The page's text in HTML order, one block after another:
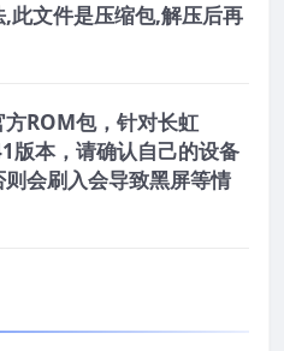
此文件是压缩包,解压后再
ROM包，针对长虹
版本，请确认自己的设备
会刷入会导致黑屏等情